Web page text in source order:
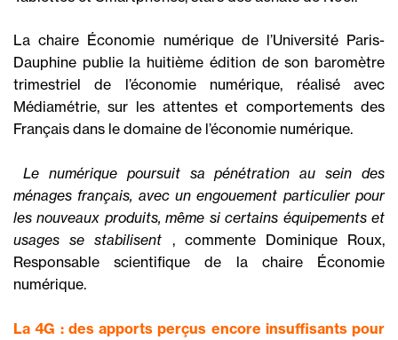
La chaire Économie numérique de l’Université Paris-
Dauphine publie la huitième édition de son baromètre
trimestriel de l’économie numérique, réalisé avec
Médiamétrie, sur les attentes et comportements des
Français dans le domaine de l’économie numérique.
Le numérique poursuit sa pénétration au sein des
ménages français, avec un engouement particulier pour
les nouveaux produits, même si certains équipements et
usages se stabilisent , commente Dominique Roux,
Responsable scientifique de la chaire Économie
numérique.
La 4G : des apports perçus encore insuffisants pour